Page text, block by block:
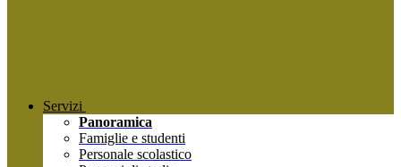
Servizi
Panoramica
Famiglie e studenti
Personale scolastico